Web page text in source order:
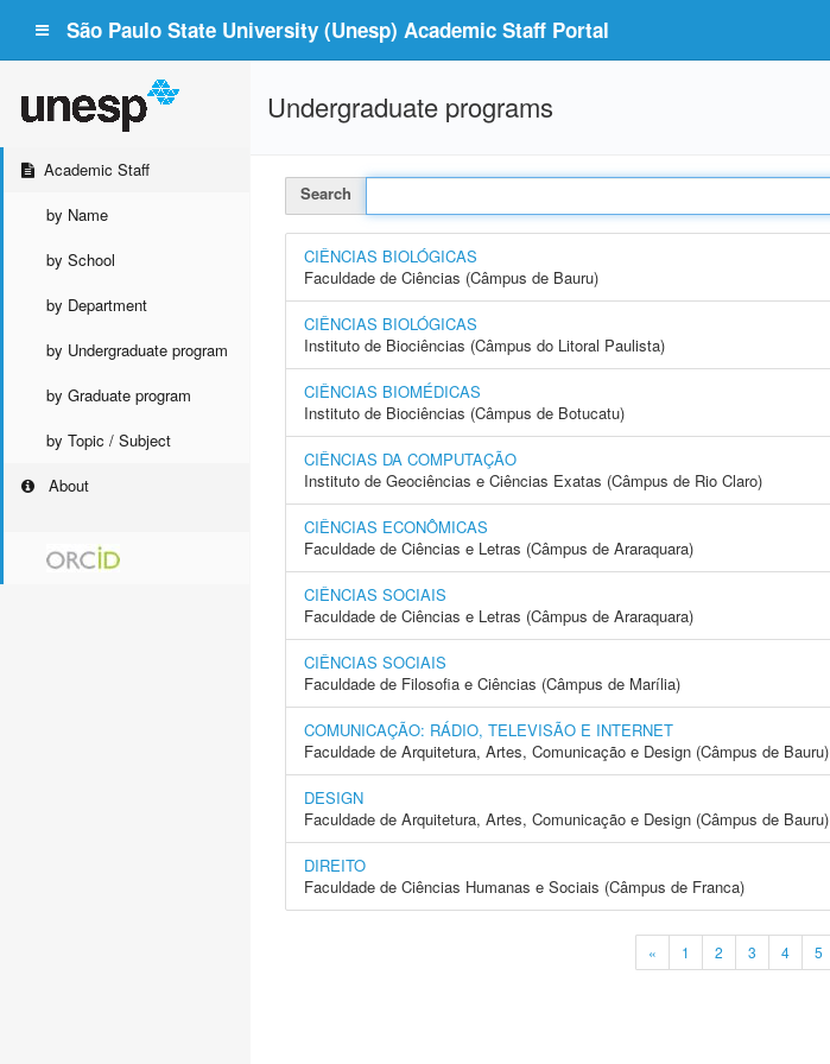
São Paulo State University (Unesp) Academic Staff Portal
Academic Staff
by Name
by School
by Department
by Undergraduate program
by Graduate program
by Topic / Subject
About
Undergraduate programs
Search
CIÊNCIAS BIOLÓGICAS
Faculdade de Ciências (Câmpus de Bauru)
CIÊNCIAS BIOLÓGICAS
Instituto de Biociências (Câmpus do Litoral Paulista)
CIÊNCIAS BIOMÉDICAS
Instituto de Biociências (Câmpus de Botucatu)
CIÊNCIAS DA COMPUTAÇÃO
Instituto de Geociências e Ciências Exatas (Câmpus de Rio Claro)
CIÊNCIAS ECONÔMICAS
Faculdade de Ciências e Letras (Câmpus de Araraquara)
CIÊNCIAS SOCIAIS
Faculdade de Ciências e Letras (Câmpus de Araraquara)
CIÊNCIAS SOCIAIS
Faculdade de Filosofia e Ciências (Câmpus de Marília)
COMUNICAÇÃO: RÁDIO, TELEVISÃO E INTERNET
Faculdade de Arquitetura, Artes, Comunicação e Design (Câmpus de Bauru)
DESIGN
Faculdade de Arquitetura, Artes, Comunicação e Design (Câmpus de Bauru)
DIREITO
Faculdade de Ciências Humanas e Sociais (Câmpus de Franca)
« 1 2 3 4 5